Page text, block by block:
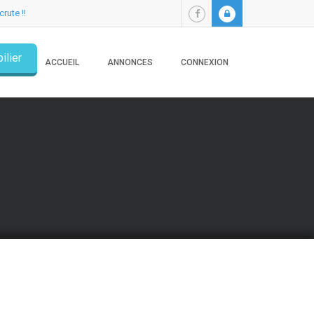
!!
ACCUEIL ANNONCES CONNEXION